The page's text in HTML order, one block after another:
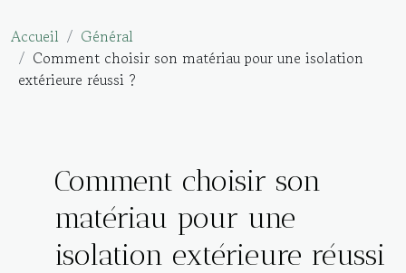
Accueil
Général
Comment choisir son matériau pour une isolation
extérieure réussi ?
Comment choisir son
matériau pour une
isolation extérieure réussi